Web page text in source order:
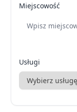
Miejscowość
Usługi